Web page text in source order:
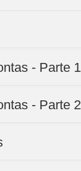
- Parte 1
- Parte 2